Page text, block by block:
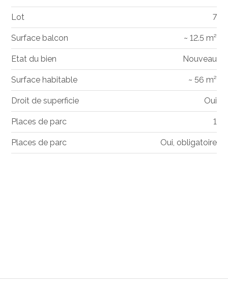
Lot 7
Surface balcon ~ 12.5 m²
Etat du bien Nouveau
Surface habitable ~ 56 m²
Droit de superficie Oui
Places de parc 1
Places de parc Oui, obligatoire